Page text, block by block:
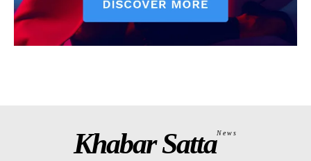
Khabar SattaNews